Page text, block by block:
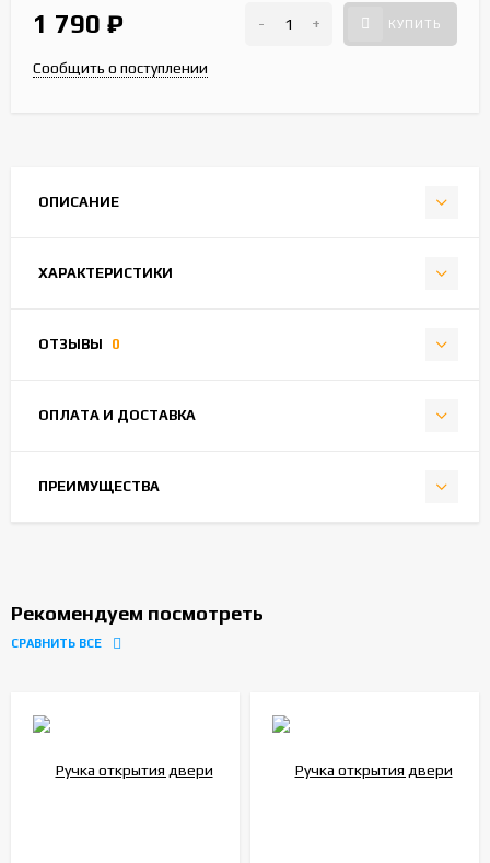
1 790 ₽ - + КУПИТЬ
Сообщить о поступлении
ОПИСАНИЕ
ХАРАКТЕРИСТИКИ
ОТЗЫВЫ 0
ОПЛАТА И ДОСТАВКА
ПРЕИМУЩЕСТВА
Рекомендуем посмотреть
СРАВНИТЬ ВСЕ